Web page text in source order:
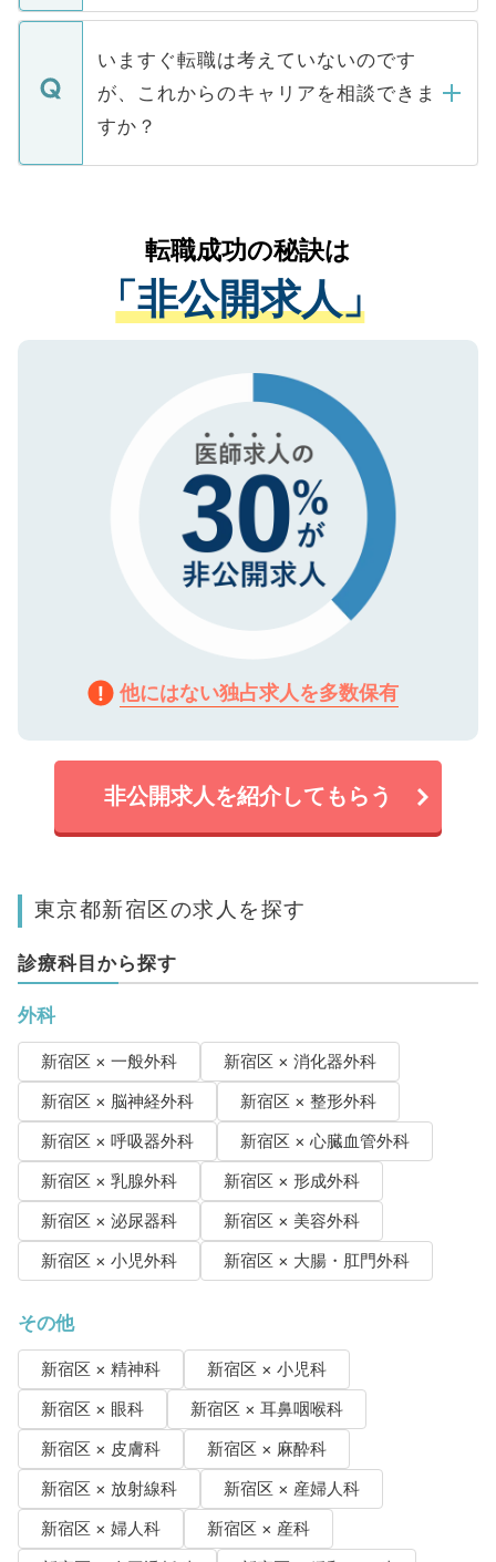
関を公にしてしまうと、応募が殺到する場
に、医療機関が求める条件に合った人材の
みを人材紹介会社に依頼するケースが増え
ています。
定を承諾する必要はありません。内定先へ
の辞退の連絡はキャリアパートナーが行い
個人情報が漏えいすることはありませんの
で、ご安心ください。当サイトからの登録
などで収集したご登録者様の個人情報は、
ご本人のキャリアアップおよび転職活動の
支援を目的に使用いたします。お預かりし
ているすべての個人データはご本人の許可
は、個人情報の取り扱いについての厳密な
管理基準を満たした事業者のみに付与され
る、プライバシーマークを取得済みです。
で、機密保持に関してもご安心ください。
いますぐ転職は考えていないのです
が、これからのキャリアを相談できま
すか？
かがいして、現在の医療機関の状況や紹介
経験をまじえながら、適切なアドバイスを
させていただきます。すぐにご転職をされ
ない方には、長期的なサポートが可能です
ので、まずはご登録ください。
転職成功の秘訣は
「非公開求人」
他にはない独占求人を多数保有
非公開求人を紹介してもらう
東京都新宿区の求人を探す
診療科目から探す
外科
新宿区 × 一般外科
新宿区 × 消化器外科
新宿区 × 脳神経外科
新宿区 × 整形外科
新宿区 × 呼吸器外科
新宿区 × 心臓血管外科
新宿区 × 乳腺外科
新宿区 × 形成外科
新宿区 × 泌尿器科
新宿区 × 美容外科
新宿区 × 小児外科
新宿区 × 大腸・肛門外科
その他
新宿区 × 精神科
新宿区 × 小児科
新宿区 × 眼科
新宿区 × 耳鼻咽喉科
新宿区 × 皮膚科
新宿区 × 麻酔科
新宿区 × 放射線科
新宿区 × 産婦人科
新宿区 × 婦人科
新宿区 × 産科